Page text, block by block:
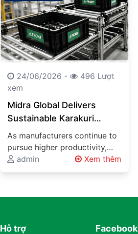
24/06/2026 -
496 Lượt
xem
Midra Global Delivers
Sustainable Karakuri
Solutions for One of
Vietnam’s Largest
Automotive
Manufacturers
As manufacturers continue to
pursue higher productivity,
lower operating costs, and
sustainable production
admin Xem thêm
Hỗ trợ Facebook